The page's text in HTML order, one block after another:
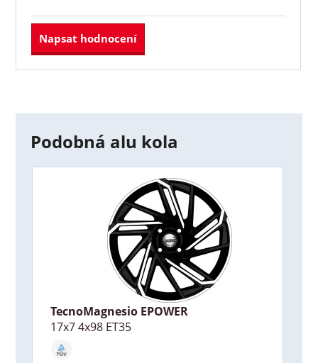
Napsat hodnocení
Podobná alu kola
TecnoMagnesio EPOWER
17x7 4x98 ET35